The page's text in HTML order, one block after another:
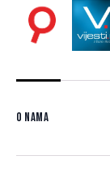
O nama